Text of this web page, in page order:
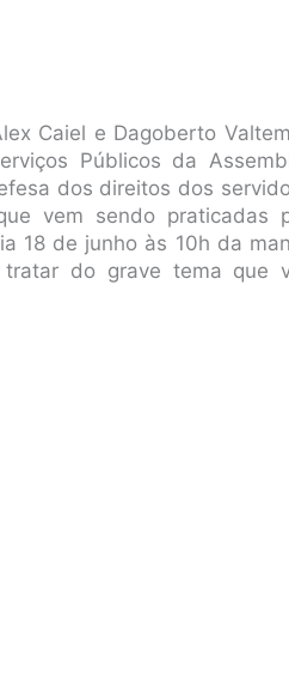
Caiel e Dagoberto
Públicos da
dos direitos dos
vem sendo praticadas
18 de junho às 10h da
do grave tema que